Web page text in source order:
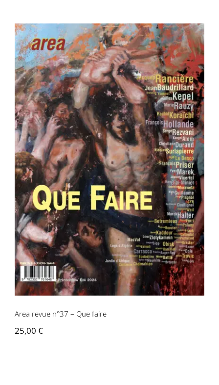
Area revue n°37 – Que faire
Area revue n°37 – Que faire
25,00 €